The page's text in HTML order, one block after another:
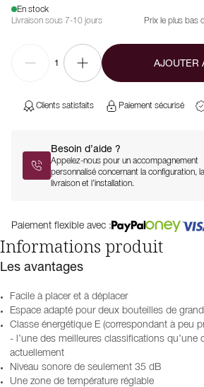
En stock
Livraison sous 7-10 jours
Prix le plus bas
1 AJOUTER
Clients satisfaits Paiement sécurisé
Besoin d’aide ?
Appelez-nous pour un accompagnement
personnalisé concernant la configuration, la
livraison et l’installation.
Paiement flexible avec :
Informations produit
Les avantages
Facile à placer et à déplacer
Espace adapté pour deux bouteilles de
Classe énergétique E (correspondant à peu
- l’une des meilleures classifications qu’une
actuellement
Niveau sonore de seulement 35 dB
Une zone de température réglable